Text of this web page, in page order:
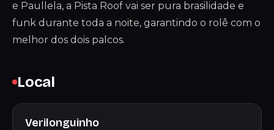
e Paullela, a Pista Roof vai ser pura brasilidade e
funk durante toda a noite, garantindo o rolê com o
melhor dos dois palcos.
Local
Verilonguinho